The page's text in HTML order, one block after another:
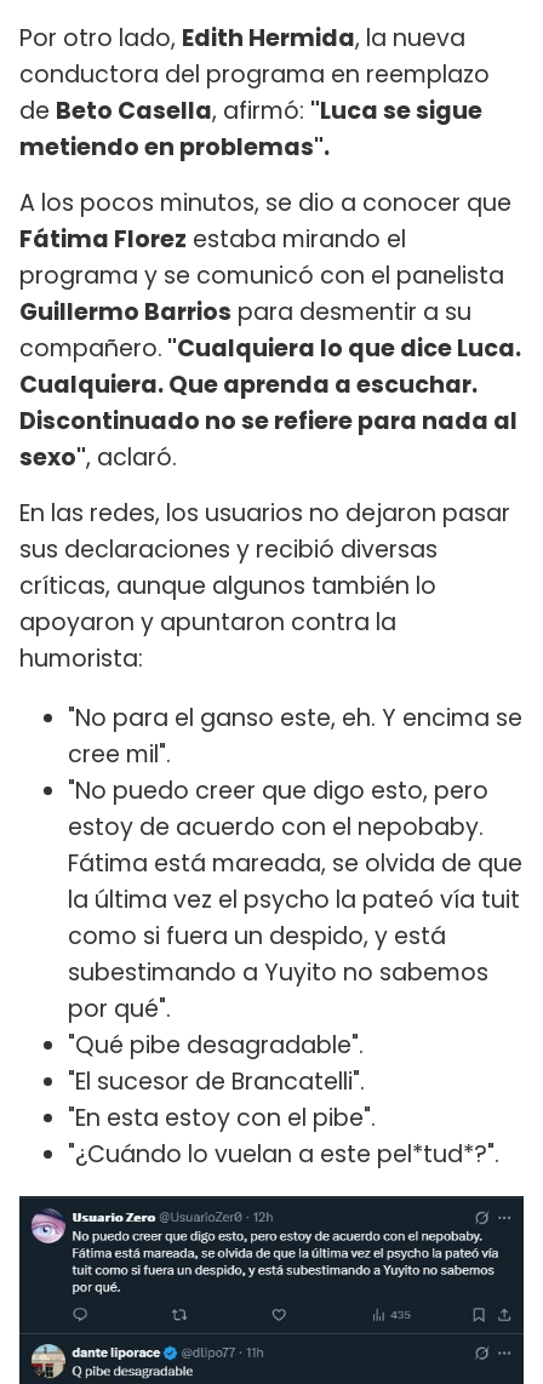
Por otro lado, Edith Hermida, la nueva
conductora del programa en reemplazo
de Beto Casella, afirmó: "Luca se sigue
metiendo en problemas".
A los pocos minutos, se dio a conocer que
Fátima Florez estaba mirando el
programa y se comunicó con el panelista
Guillermo Barrios para desmentir a su
compañero. "Cualquiera lo que dice Luca.
Cualquiera. Que aprenda a escuchar.
Discontinuado no se refiere para nada al
sexo", aclaró.
En las redes, los usuarios no dejaron pasar
sus declaraciones y recibió diversas
críticas, aunque algunos también lo
apoyaron y apuntaron contra la
humorista:
"No para el ganso este, eh. Y encima se
cree mil".
"No puedo creer que digo esto, pero
estoy de acuerdo con el nepobaby.
Fátima está mareada, se olvida de que
la última vez el psycho la pateó vía tuit
como si fuera un despido, y está
subestimando a Yuyito no sabemos
por qué".
"Qué pibe desagradable".
"El sucesor de Brancatelli".
"En esta estoy con el pibe".
"¿Cuándo lo vuelan a este pel*tud*?".